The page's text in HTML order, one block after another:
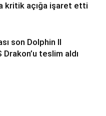
kritik açığa işaret etti
son Dolphin II
Drakon’u teslim aldı